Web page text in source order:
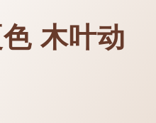
木叶动